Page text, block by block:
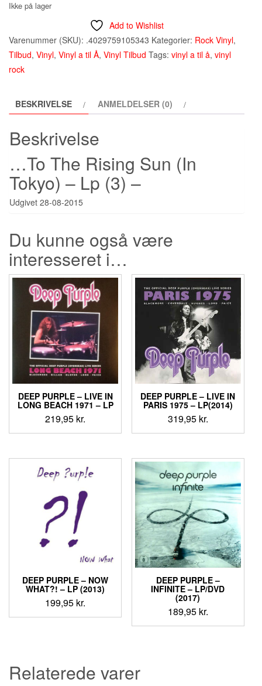
Ikke på lager
Add to Wishlist
Varenummer (SKU): .4029759105343 Kategorier: Rock Vinyl,
Tilbud, Vinyl, Vinyl a til Å, Vinyl Tilbud Tags: vinyl a til å, vinyl
rock
BESKRIVELSE ANMELDELSER (0)
Beskrivelse
…To The Rising Sun (In
Tokyo) – Lp (3) –
Udgivet 28-08-2015
Du kunne også være
interesseret i…
DEEP PURPLE ‎– LIVE IN
LONG BEACH 1971 – LP
219,95 kr.
DEEP PURPLE – LIVE IN
PARIS 1975 – LP(2014)
319,95 kr.
DEEP PURPLE – NOW
WHAT?! – LP (2013)
199,95 kr.
DEEP PURPLE –
INFINITE – LP/DVD
(2017)
189,95 kr.
Relaterede varer